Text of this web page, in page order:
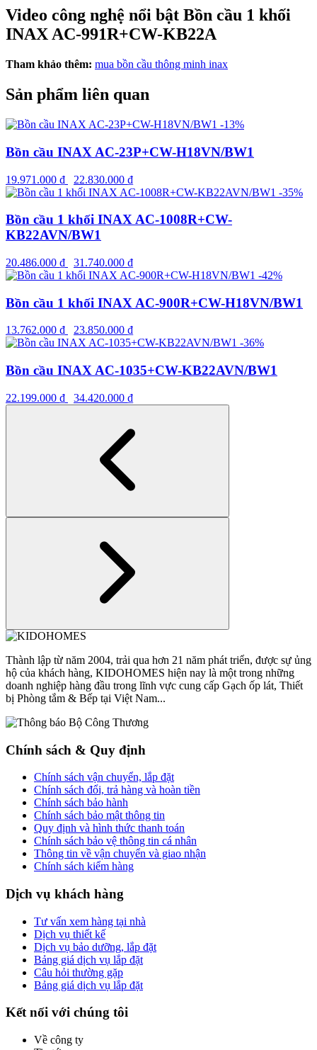
Video công nghệ nổi bật Bồn cầu 1 khối
INAX AC-991R+CW-KB22A
Tham khảo thêm: mua bồn cầu thông minh inax
Sản phẩm liên quan
-13%
Bồn cầu INAX AC-23P+CW-H18VN/BW1
19.971.000 ₫ 22.830.000 ₫
-35%
Bồn cầu 1 khối INAX AC-1008R+CW-
KB22AVN/BW1
20.486.000 ₫ 31.740.000 ₫
-42%
Bồn cầu 1 khối INAX AC-900R+CW-H18VN/BW1
13.762.000 ₫ 23.850.000 ₫
-36%
Bồn cầu INAX AC-1035+CW-KB22AVN/BW1
22.199.000 ₫ 34.420.000 ₫
Thành lập từ năm 2004, trải qua hơn 21 năm phát triển, được sự ủng
hộ của khách hàng, KIDOHOMES hiện nay là một trong những
doanh nghiệp hàng đầu trong lĩnh vực cung cấp Gạch ốp lát, Thiết
bị Phòng tắm & Bếp tại Việt Nam...
Chính sách & Quy định
Chính sách vận chuyển, lắp đặt
Chính sách đổi, trả hàng và hoàn tiền
Chính sách bảo hành
Chính sách bảo mật thông tin
Quy định và hình thức thanh toán
Chính sách bảo vệ thông tin cá nhân
Thông tin về vận chuyển và giao nhận
Chính sách kiểm hàng
Dịch vụ khách hàng
Tư vấn xem hàng tại nhà
Dịch vụ thiết kế
Dịch vụ bảo dưỡng, lắp đặt
Bảng giá dịch vụ lắp đặt
Câu hỏi thường gặp
Bảng giá dịch vụ lắp đặt
Kết nối với chúng tôi
Về công ty